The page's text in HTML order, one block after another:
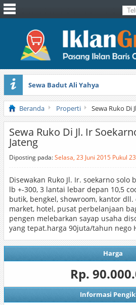
Sewa Badut Ali Yahya
Honda Brio 1.3 E AT CBU 2012
Beranda Properti Sewa Ruko Di Jl.
Sewa Ruko Di Jl. Ir
Jateng
Diposting pada:Selasa, 23 Juni 2015 Pukul
Disewakan Ruko Jl. Ir. soekarno solo
lb +-300, 3 lantai lebar depan 10,5
butik, bengkel, showroom, kantor
market, hotel, pusat perbelanjaan
pengen melebarkan sayap usaha
yang tepat.harga 90juta/tahun nego
Harga
Rp.
Informasi